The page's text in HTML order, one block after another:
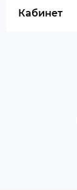
Кабинет